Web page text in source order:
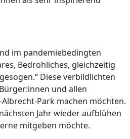
im pandemiebedingten
Bedrohliches, gleichzeitig
Diese verbildlichten
und allen
Park machen möchten.
Jahr wieder aufblühen
mitgeben möchte.